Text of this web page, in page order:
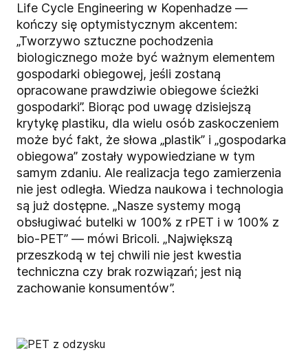
Life Cycle Engineering w Kopenhadze —
kończy się optymistycznym akcentem:
„Tworzywo sztuczne pochodzenia
biologicznego może być ważnym elementem
gospodarki obiegowej, jeśli zostaną
opracowane prawdziwie obiegowe ścieżki
gospodarki”. Biorąc pod uwagę dzisiejszą
krytykę plastiku, dla wielu osób zaskoczeniem
może być fakt, że słowa „plastik” i „gospodarka
obiegowa” zostały wypowiedziane w tym
samym zdaniu. Ale realizacja tego zamierzenia
nie jest odległa. Wiedza naukowa i technologia
są już dostępne. „Nasze systemy mogą
obsługiwać butelki w 100% z rPET i w 100% z
bio-PET” — mówi Bricoli. „Największą
przeszkodą w tej chwili nie jest kwestia
techniczna czy brak rozwiązań; jest nią
zachowanie konsumentów”.